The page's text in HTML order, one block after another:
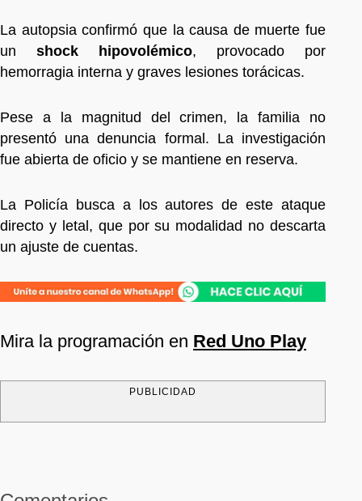
La autopsia confirmó que la causa de muerte fue
un shock hipovolémico, provocado por
hemorragia interna y graves lesiones torácicas.
Pese a la magnitud del crimen, la familia no
presentó una denuncia formal. La investigación
fue abierta de oficio y se mantiene en reserva.
La Policía busca a los autores de este ataque
directo y letal, que por su modalidad no descarta
un ajuste de cuentas.
Mira la programación en Red Uno Play
PUBLICIDAD